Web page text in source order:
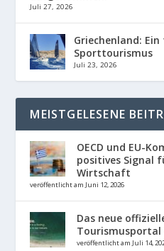
Juli 27, 2026
Griechenland:
Sporttourismus
Juli 23, 2026
MEISTGELESENE
OECD und EU-
positives Signal
Wirtschaft
veröffentlicht am Juni 12, 2026
Das neue
Tourismusportal
veröffentlicht am Juli 14,